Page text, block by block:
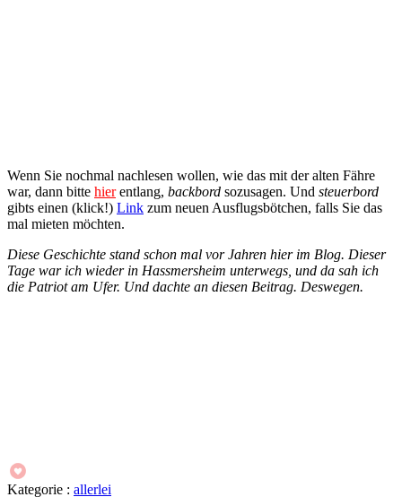
Wenn Sie nochmal nachlesen wollen, wie das mit der alten Fähre
war, dann bitte hierentlang, backbord sozusagen. Und steuerbord
gibts einen (klick!) Link zum neuen Ausflugsbötchen, falls Sie das
mal mieten möchten.
Diese Geschichte stand schon mal vor Jahren hier im Blog. Dieser
Tage war ich wieder in Hassmersheim unterwegs, und da sah ich
die Patriot am Ufer. Und dachte an diesen Beitrag. Deswegen.
Kategorie : allerlei